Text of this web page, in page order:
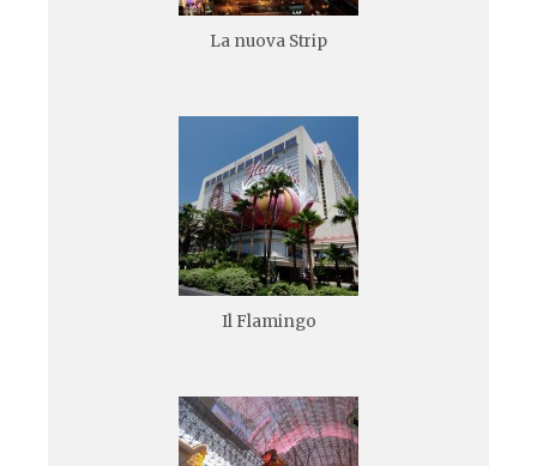
La nuova Strip
Il Flamingo